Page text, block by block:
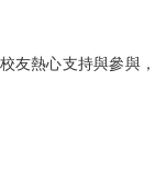
友熱心支持與參與，